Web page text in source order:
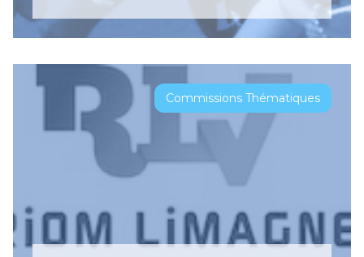
Commissions Thématiques